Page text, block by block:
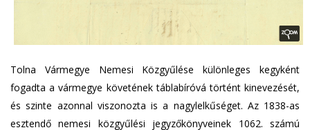
Tolna Vármegye Nemesi Közgyűlése különleges kegyként
fogadta a vármegye követének táblabíróvá történt kinevezését,
és szinte azonnal viszonozta is a nagylelkűséget. Az 1838-as
esztendő nemesi közgyűlési jegyzőkönyveinek 1062. számú